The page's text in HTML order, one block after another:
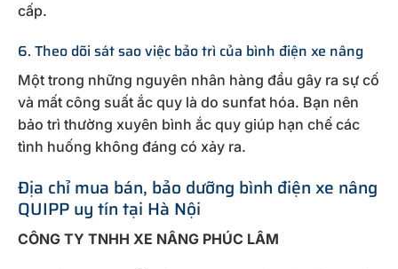
cấp.
6. Theo dõi sát sao việc bảo trì của bình điện xe nâng
Một trong những nguyên nhân hàng đầu gây ra sự cố
và mất công suất ắc quy là do sunfat hóa. Bạn nên
bảo trì thường xuyên bình ắc quy giúp hạn chế các
tình huống không đáng có xảy ra.
Địa chỉ mua bán, bảo dưỡng bình điện xe nâng
QUIPP uy tín tại Hà Nội
CÔNG TY TNHH XE NÂNG PHÚC LÂM